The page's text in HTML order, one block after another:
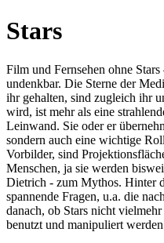
Stars
Film und Fernsehen ohne
undenkbar. Die Sterne der
ihr gehalten, sind zugleich ihr
wird, ist mehr als eine
Leinwand. Sie oder er
sondern auch eine wichtige
Vorbilder, sind
Menschen, ja sie werden
Dietrich - zum Mythos. Hinter
spannende Fragen, u.a. die
danach, ob Stars nicht
benutzt und manipuliert